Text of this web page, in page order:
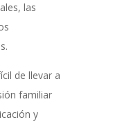
las
de llevar a
familiar
y